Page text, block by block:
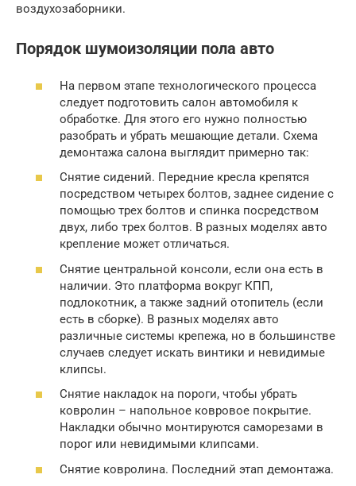
воздухозаборники.
Порядок шумоизоляции пола авто
На первом этапе технологического процесса
следует подготовить салон автомобиля к
обработке. Для этого его нужно полностью
разобрать и убрать мешающие детали. Схема
демонтажа салона выглядит примерно так:
Снятие сидений. Передние кресла крепятся
посредством четырех болтов, заднее сидение с
помощью трех болтов и спинка посредством
двух, либо трех болтов. В разных моделях авто
крепление может отличаться.
Снятие центральной консоли, если она есть в
наличии. Это платформа вокруг КПП,
подлокотник, а также задний отопитель (если
есть в сборке). В разных моделях авто
различные системы крепежа, но в большинстве
случаев следует искать винтики и невидимые
клипсы.
Снятие накладок на пороги, чтобы убрать
ковролин – напольное ковровое покрытие.
Накладки обычно монтируются саморезами в
порог или невидимыми клипсами.
Снятие ковролина. Последний этап демонтажа.